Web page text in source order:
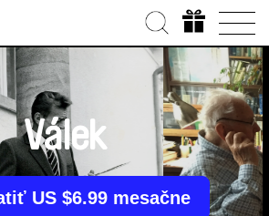
Válek
US $6.99 mesačne